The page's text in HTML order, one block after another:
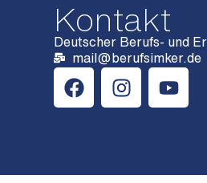
Kontakt
Deutscher Berufs- und
mail@berufsimker.de